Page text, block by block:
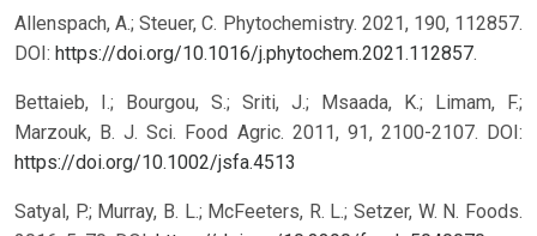
Allenspach, A.; Steuer, C. Phytochemistry. 2021, 190, 112857.
DOI: https://doi.org/10.1016/j.phytochem.2021.112857.
Bettaieb, I.; Bourgou, S.; Sriti, J.; Msaada, K.; Limam, F.;
Marzouk, B. J. Sci. Food Agric. 2011, 91, 2100-2107. DOI:
https://doi.org/10.1002/jsfa.4513
Satyal, P.; Murray, B. L.; McFeeters, R. L.; Setzer, W. N. Foods.